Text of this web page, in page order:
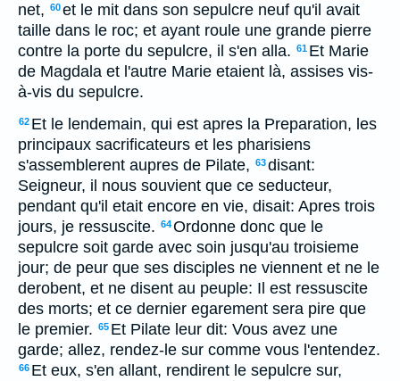
net, 60et le mit dans son sepulcre neuf qu'il avait
taille dans le roc; et ayant roule une grande pierre
contre la porte du sepulcre, il s'en alla. 61 Et Marie
de Magdala et l'autre Marie etaient là, assises vis-
à-vis du sepulcre.
62 Et le lendemain, qui est apres la Preparation, les
principaux sacrificateurs et les pharisiens
s'assemblerent aupres de Pilate, 63disant:
Seigneur, il nous souvient que ce seducteur,
pendant qu'il etait encore en vie, disait: Apres trois
jours, je ressuscite. 64Ordonne donc que le
sepulcre soit garde avec soin jusqu'au troisieme
jour; de peur que ses disciples ne viennent et ne le
derobent, et ne disent au peuple: Il est ressuscite
des morts; et ce dernier egarement sera pire que
le premier. 65 Et Pilate leur dit: Vous avez une
garde; allez, rendez-le sur comme vous l'entendez.
66 Et eux, s'en allant, rendirent le sepulcre sur,